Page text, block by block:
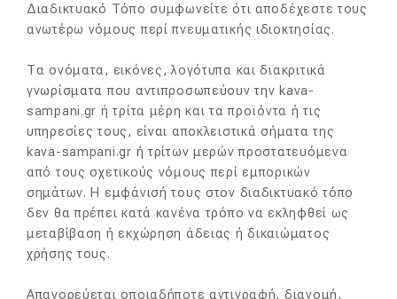
Διαδικτυακό Τόπο συμφωνείτε ότι αποδέχεστε τους
ανωτέρω νόμους περί πνευματικής ιδιοκτησίας.
Τα ονόματα, εικόνες, λογότυπα και διακριτικά
γνωρίσματα που αντιπροσωπεύουν την kava-
sampani.gr ή τρίτα μέρη και τα προϊόντα ή τις
υπηρεσίες τους, είναι αποκλειστικά σήματα της
kava-sampani.gr ή τρίτων μερών προστατευόμενα
από τους σχετικούς νόμους περί εμπορικών
σημάτων. Η εμφάνισή τους στον διαδικτυακό τόπο
δεν θα πρέπει κατά κανένα τρόπο να εκληφθεί ως
μεταβίβαση ή εκχώρηση άδειας ή δικαιώματος
χρήσης τους.
Απαγορεύεται οποιαδήποτε αντιγραφή, διανομή,